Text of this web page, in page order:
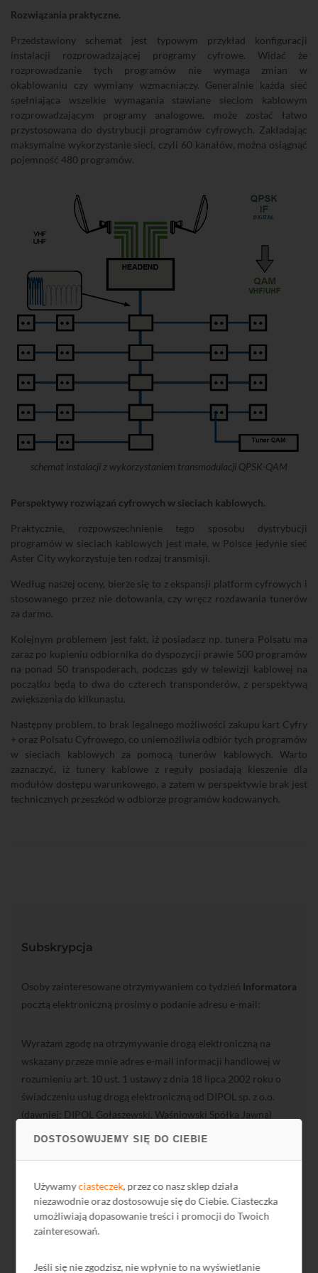
DOSTOSOWUJEMY SIĘ DO CIEBIE
Używamyciasteczek, przez co nasz sklep działa
niezawodnie oraz dostosowuje się do Ciebie. Ciasteczka
umożliwiają dopasowanie treści i promocji do Twoich
zainteresowań.
Jeśli się nie zgodzisz, nie wpłynie to na wyświetlanie
Rozwiązania praktyczne.
Przedstawiony schemat jest typowym przykład konfiguracji
instalacji rozprowadzającej programy cyfrowe. Widać że
rozprowadzanie tych programów nie wymaga zmian w
okablowaniu czy wymiany wzmacniaczy. Generalnie każda sieć
spełniająca wszelkie wymagania stawiane sieciom kablowym
rozprowadzającym programy analogowe, może zostać łatwo
przystosowana do dystrybucji programów cyfrowych. Zakładając
maksymalne wykorzystanie sieci, czyli 60 kanałów, można osiągnąć
pojemność 480 programów.
schemat instalacji z wykorzystaniem transmodulacji QPSK-QAM
Perspektywy rozwiązań cyfrowych w sieciach kablowych.
Praktycznie, rozpowszechnienie tego sposobu dystrybucji
programów w sieciach kablowych jest małe, w Polsce jedynie sieć
Aster City wykorzystuje ten rodzaj transmisji.
Według naszej oceny, bierze się to z ekspansji platform cyfrowych i
stosowanego przez nie dotowania, czy wręcz rozdawania tunerów
za darmo.
Kolejnym problemem jest fakt, iż posiadacz np. tunera Polsatu ma
zaraz po kupieniu odbiornika do dyspozycji prawie 500 programów
na ponad 50 transpoderach, podczas gdy w telewizji kablowej na
początku będą to dwa do czterech transponderów, z perspektywą
zwiększenia do kilkunastu.
Następny problem, to brak legalnego możliwości zakupu kart Cyfry
+ oraz Polsatu Cyfrowego, co uniemożliwia odbiór tych programów
w sieciach kablowych za pomocą tunerów kablowych. Warto
zaznaczyć, iż tunery kablowe z reguły posiadają kieszenie dla
modułów dostępu warunkowego, a zatem w perspektywie brak jest
technicznych przeszkód w odbiorze programów kodowanych.
Subskrypcja
Osoby zainteresowane otrzymywaniem co tydzień Informatora
pocztą elektroniczną prosimy o podanie adresu e-mail:
Wyrażam zgodę na otrzymywanie drogą elektroniczną na
wskazany przeze mnie adres e-mail informacji handlowej w
rozumieniu art. 10 ust. 1 ustawy z dnia 18 lipca 2002 roku o
świadczeniu usług drogą elektroniczną od DIPOL sp. z o.o.
(dawniej: DIPOL Gołaszewski, Waśniowski Spółka Jawna)